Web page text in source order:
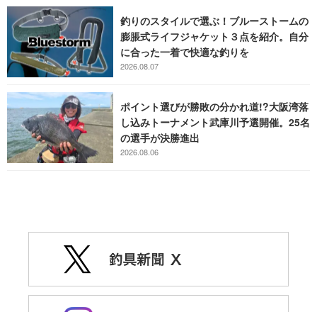
釣りのスタイルで選ぶ！ブルーストームの
膨脹式ライフジャケット３点を紹介。自分
に合った一着で快適な釣りを
2026.08.07
ポイント選びが勝敗の分かれ道!?大阪湾落
し込みトーナメント武庫川予選開催。25名
の選手が決勝進出
2026.08.06